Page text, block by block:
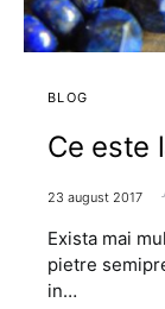
BLOG
Ce este
23 august 2017
Exista mai
pietre
in…